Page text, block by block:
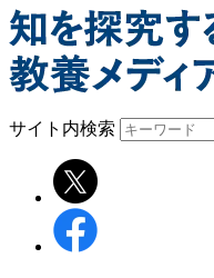
サイト内検索